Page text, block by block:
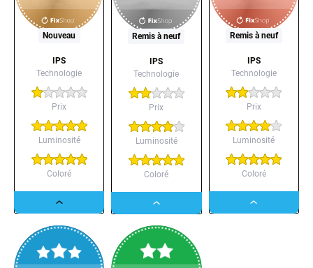
Nouveau
IPS
Technologie
Prix
Luminosité
Coloré
Dropdown
button
Remis à neuf
IPS
Technologie
Prix
Luminosité
Coloré
Dropdown
button
Remis à neuf
IPS
Technologie
Prix
Luminosité
Coloré
Dropdown